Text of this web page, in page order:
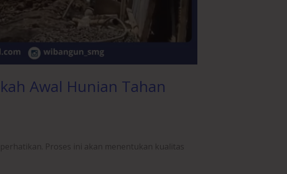
Awal Hunian Tahan
Proses ini akan menentukan kualitas